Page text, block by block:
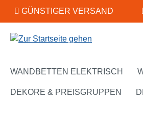
Hauptinhalt springen
Zur Suche springen
Zur Hauptnavigation springen
GÜNSTIGER VERSAND
WANDBETTEN ELEKTRISCH
DEKORE & PREISGRUPPEN